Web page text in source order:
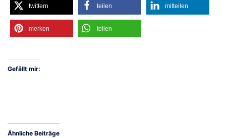
twittern teilen mitteilen
merken teilen
Gefällt mir:
Ähnliche Beiträge